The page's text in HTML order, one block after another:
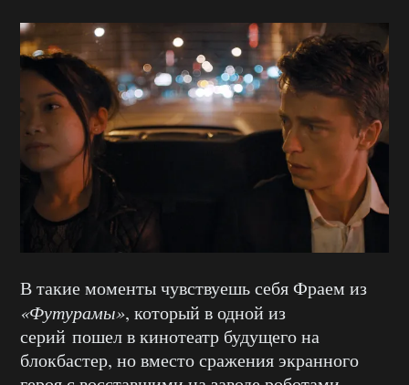
В такие моменты чувствуешь себя Фраем из
«Футурамы», который в одной из
серий пошел в кинотеатр будущего на
блокбастер, но вместо сражения экранного